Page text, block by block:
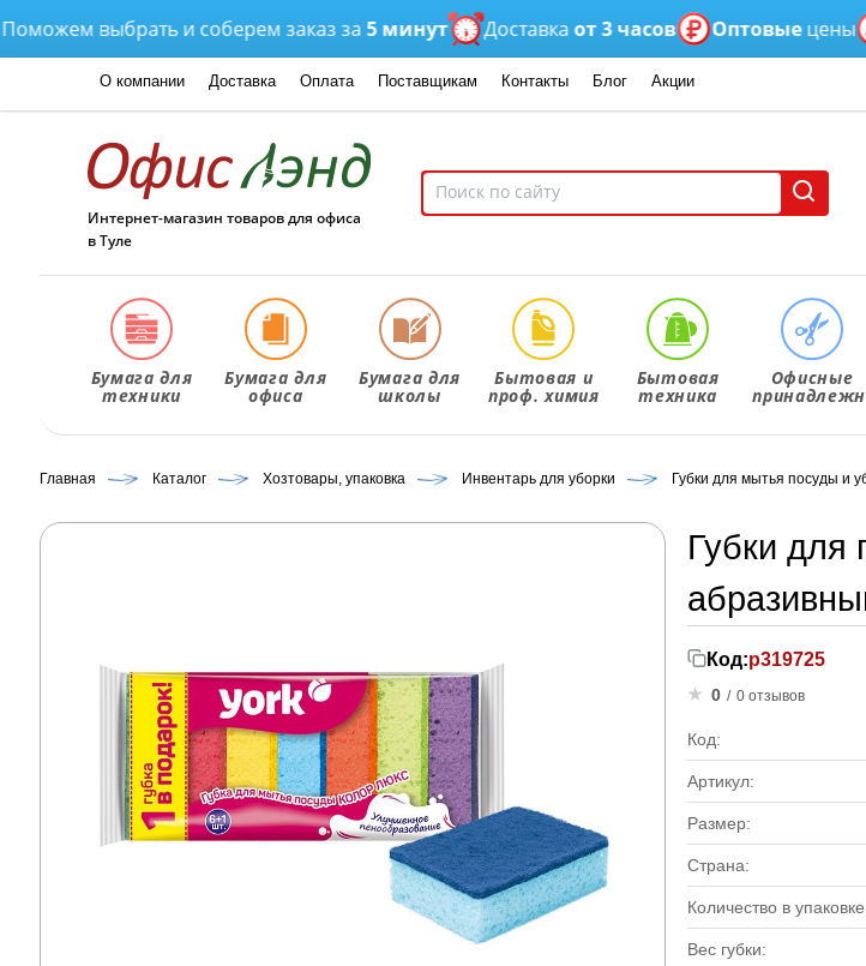
выбрать и соберем заказ за5 минут Доставкаот 3 часов Оптовыецены
О компании Доставка Оплата Поставщикам Контакты Блог Акции
Интернет-магазин товаров для офиса
в Туле
Бумага для
техники
Бумага для
офиса
Бумага для
школы
Бытовая и
проф. химия
Бытовая
техника
Офисные
Главная Каталог Хозтовары, упаковка Инвентарь для уборки Губки для мытья посуды и
Губки для
Код:р319725
0 / 0 отзывов
Код:
Артикул:
Размер:
Страна:
Количество в
Вес губки: